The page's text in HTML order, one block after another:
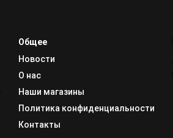
Общее
Новости
О нас
Наши магазины
Политика конфиденциальности
Контакты